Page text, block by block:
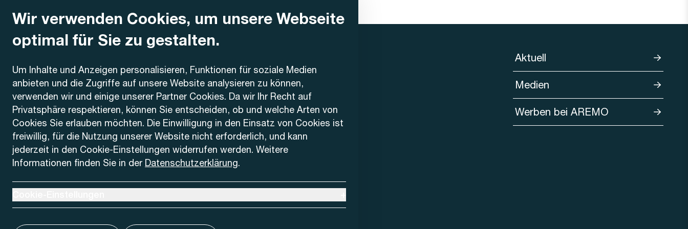
Wir verwenden Cookies, um unsere Webseite
optimal für Sie zu gestalten.
Um Inhalte und Anzeigen personalisieren, Funktionen für soziale Medien
anbieten und die Zugriffe auf unsere Website analysieren zu können,
verwenden wir und einige unserer Partner Cookies. Da wir Ihr Recht auf
Privatsphäre respektieren, können Sie entscheiden, ob und welche Arten von
Cookies Sie erlauben möchten. Die Einwilligung in den Einsatz von Cookies ist
freiwillig, für die Nutzung unserer Website nicht erforderlich, und kann
jederzeit in den Cookie-Einstellungen widerrufen werden. Weitere
Informationen finden Sie in der Datenschutzerklärung.
AREMO
Busbetrieb Solothurn Grenchen und Umgebung AG
Dornacherstrasse 48
4500 Solothurn
Telefon
+41 32 622 37 22
Kontaktformular
Aktuell
Medien
Werben bei AREMO